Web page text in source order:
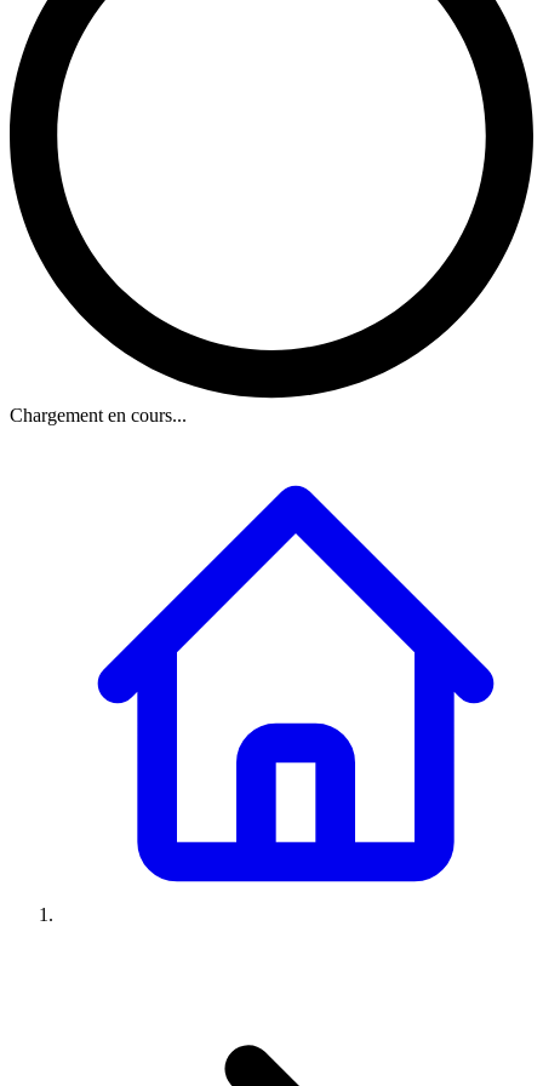
Chargement en cours...